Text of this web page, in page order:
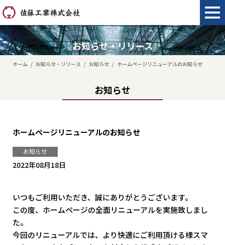
お知らせ・リリース
ホーム / お知らせ・リリース / お知らせ / ホームページリニューアルのお知らせ
お知らせ
ホームページリニューアルのお知らせ
お知らせ
2022年08月18日
いつもご利用いただき、誠にありがとうございます。
この度、ホームページの全面リニューアルを実施致しまし
た。
今回のリニューアルでは、より快適にご利用頂ける様スマ